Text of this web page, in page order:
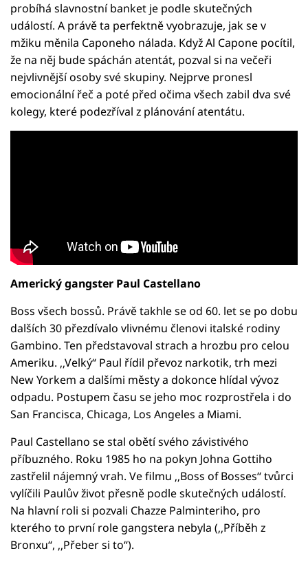
probíhá slavnostní banket je podle skutečných
událostí. A právě ta perfektně vyobrazuje, jak se v
mžiku měnila Caponeho nálada. Když Al Capone pocítil,
že na něj bude spáchán atentát, pozval si na večeři
nejvlivnější osoby své skupiny. Nejprve pronesl
emocionální řeč a poté před očima všech zabil dva své
kolegy, které podezříval z plánování atentátu.
Americký gangster Paul Castellano
Boss všech bossů. Právě takhle se od 60. let se po dobu
dalších 30 přezdívalo vlivnému členovi italské rodiny
Gambino. Ten představoval strach a hrozbu pro celou
Ameriku. ‚‚Velký‘‘ Paul řídil převoz narkotik, trh mezi
New Yorkem a dalšími městy a dokonce hlídal vývoz
odpadu. Postupem času se jeho moc rozprostřela i do
San Francisca, Chicaga, Los Angeles a Miami.
Paul Castellano se stal obětí svého závistivého
příbuzného. Roku 1985 ho na pokyn Johna Gottiho
zastřelil nájemný vrah. Ve filmu ‚‚Boss of Bosses‘‘ tvůrci
vylíčili Paulův život přesně podle skutečných událostí.
Na hlavní roli si pozvali Chazze Palminteriho, pro
kterého to první role gangstera nebyla (‚‚Příběh z
Bronxu‘‘, ‚‚Přeber si to‘‘).